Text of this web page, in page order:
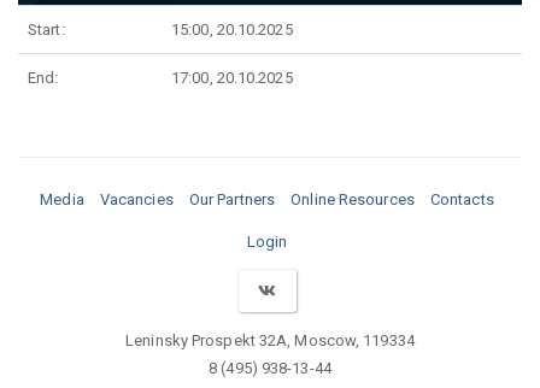
Start: 15:00, 20.10.2025
End: 17:00, 20.10.2025
Media Vacancies Our Partners Online Resources Contacts
Login
Leninsky Prospekt 32A, Moscow, 119334
8 (495) 938-13-44